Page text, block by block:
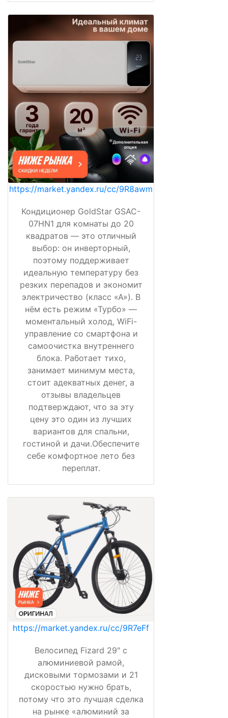
https://market.yandex.ru/cc/9R8awm
Кондиционер GoldStar GSAC-
07HN1 для комнаты до 20
квадратов — это отличный
выбор: он инверторный,
поэтому поддерживает
идеальную температуру без
резких перепадов и экономит
электричество (класс «А»). В
нём есть режим «Турбо» —
моментальный холод, WiFi-
управление со смартфона и
самоочистка внутреннего
блока. Работает тихо,
занимает минимум места,
стоит адекватных денег, а
отзывы владельцев
подтверждают, что за эту
цену это один из лучших
вариантов для спальни,
гостиной и дачи.Обеспечите
себе комфортное лето без
переплат.
https://market.yandex.ru/cc/9R7eFf
Велосипед Fizard 29" с
алюминиевой рамой,
дисковыми тормозами и 21
скоростью нужно брать,
потому что это лучшая сделка
на рынке «алюминий за